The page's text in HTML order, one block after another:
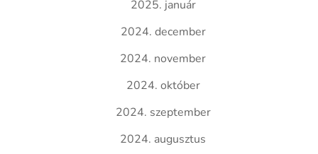
2025. január
2024. december
2024. november
2024. október
2024. szeptember
2024. augusztus